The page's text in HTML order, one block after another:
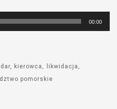
00:00
kierowca
likwidacja
pomorskie